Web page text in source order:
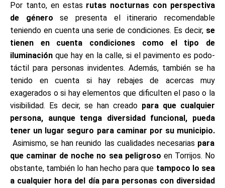
Por tanto, en estas rutas nocturnas con perspectiva
de género se presenta el itinerario recomendable
teniendo en cuenta una serie de condiciones. Es decir, se
tienen en cuenta condiciones como el tipo de
iluminación que hay en la calle, si el pavimento es podo-
táctil para personas invidentes. Además, también se ha
tenido en cuenta si hay rebajes de acercas muy
exagerados o si hay elementos que dificulten el paso o la
visibilidad. Es decir, se han creado para que cualquier
persona, aunque tenga diversidad funcional, pueda
tener un lugar seguro para caminar por su municipio.
Asimismo, se han reunido las cualidades necesarias para
que caminar de noche no sea peligroso en Torrijos. No
obstante, también lo han hecho para que tampoco lo sea
a cualquier hora del día para personas con diversidad